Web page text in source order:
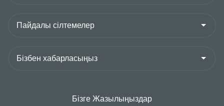
Бізге Жазылыңыздар